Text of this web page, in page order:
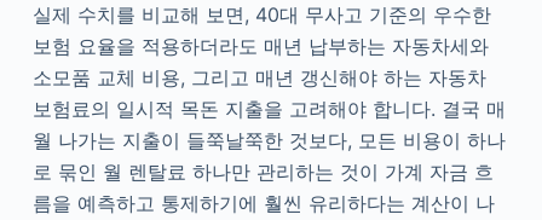
실제 수치를 비교해 보면, 40대 무사고 기준의 우수한
보험 요율을 적용하더라도 매년 납부하는 자동차세와
소모품 교체 비용, 그리고 매년 갱신해야 하는 자동차
보험료의 일시적 목돈 지출을 고려해야 합니다. 결국 매
월 나가는 지출이 들쭉날쭉한 것보다, 모든 비용이 하나
로 묶인 월 렌탈료 하나만 관리하는 것이 가계 자금 흐
름을 예측하고 통제하기에 훨씬 유리하다는 계산이 나